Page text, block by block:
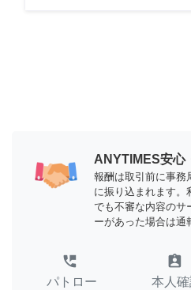
ANYTIMES安心
報酬は取引前に事務
に振り込まれます。
でも不審な内容のサ
ーがあった場合は通
perm_phone_msg
パトロー
assignment_ind
本人